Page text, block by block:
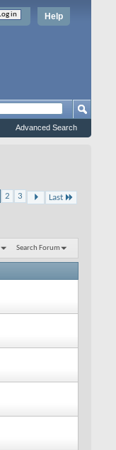
Help
Advanced Search
2 3 Last
Search Forum